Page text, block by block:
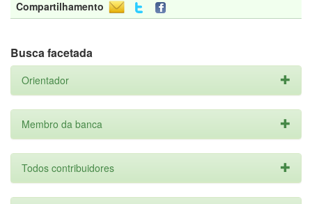
Compartilhamento
Busca facetada
Orientador
Membro da banca
Todos contribuidores